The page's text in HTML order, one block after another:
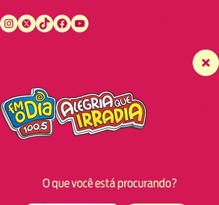
Instagram Twitter TikTok Facebook YouTube
O que você está procurando?